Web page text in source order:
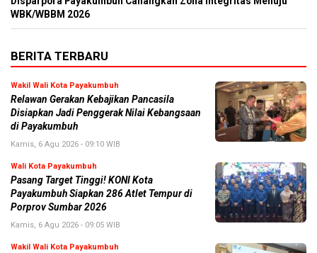
WBK/WBBM 2026
BERITA TERBARU
Wakil Wali Kota Payakumbuh
Relawan Gerakan Kebajikan Pancasila
Disiapkan Jadi Penggerak Nilai Kebangsaan
di Payakumbuh
Kamis, 6 Agu 2026 - 09:10 WIB
Wali Kota Payakumbuh
Pasang Target Tinggi! KONI Kota
Payakumbuh Siapkan 286 Atlet Tempur di
Porprov Sumbar 2026
Kamis, 6 Agu 2026 - 09:05 WIB
Wakil Wali Kota Payakumbuh